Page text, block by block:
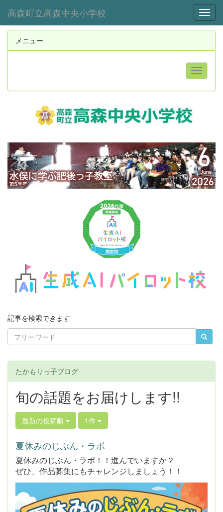
高森町立高森中央小学校
メニュー
p
r
e
v
n
e
x
t
記事を検索できます
たかもりっ子ブログ
旬の話題をお届けします!!
最新の投稿順 1件
夏休みのじぶん・ラボ
夏休みのじぶん・ラボ！！進んでいますか？
ぜひ、作品募集にもチャレンジしましょう！！